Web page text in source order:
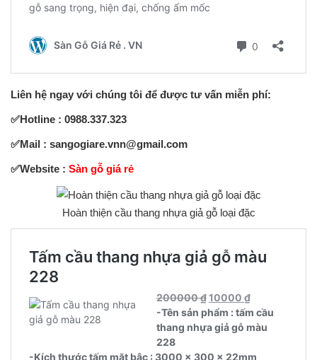
Liên hệ ngay với chúng tôi để được tư vấn miễn phí:
✅Hotline : 0988.337.323
✅Mail : sangogiare.vnn@gmail.com
✅Website : Sàn gỗ giá rẻ
Hoàn thiện cầu thang nhựa giả gỗ loại đặc